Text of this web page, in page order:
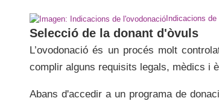
Indicacions
Selecció de la donant d'òvuls
L’ovodonació és un procés molt
complir alguns requisits legals, mèdics i
Abans d'accedir a un programa de